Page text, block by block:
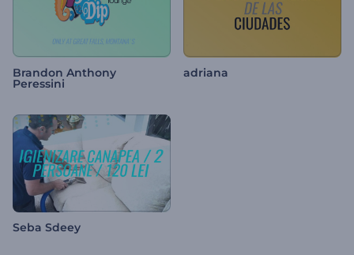
Brandon Anthony
Peressini
adriana
Seba Sdeey